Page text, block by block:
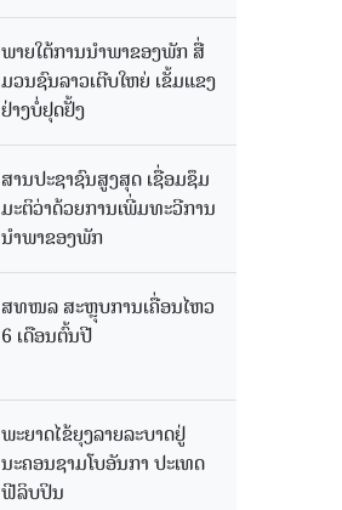
ພາຍໃຕ້ການນໍາພາຂອງພັກ ສື່
ມວນຊົນລາວເຕີບໃຫຍ່ ເຂັ້ມແຂງ
ຢ່າງບໍ່ຢຸດຢັ້ງ
ສານປະຊາຊົນສູງສຸດ ເຊື່ອມຊຶມ
ມະຕິວ່າດ້ວຍການເພີ່ມທະວີການ
ນຳພາຂອງພັກ
ສທໜລ ສະຫຼຸບການເຄື່ອນໄຫວ
6 ເດືອນຕົ້ນປີ
ພະຍາດໄຂ້ຍຸງລາຍລະບາດຢູ່
ນະຄອນຊາມໂບ​ອັນກາ ປະເທດ
ຟີລິບປິນ